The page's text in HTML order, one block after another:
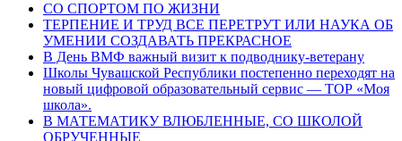
СО СПОРТОМ ПО ЖИЗНИ
ТЕРПЕНИЕ И ТРУД ВСЕ ПЕРЕТРУТ ИЛИ НАУКА ОБ
УМЕНИИ СОЗДАВАТЬ ПРЕКРАСНОЕ
В День ВМФ важный визит к подводнику-ветерану
Школы Чувашской Республики постепенно переходят на
новый цифровой образовательный сервис — ТОР «Моя
школа».
В МАТЕМАТИКУ ВЛЮБЛЕННЫЕ, СО ШКОЛОЙ
ОБРУЧЕННЫЕ